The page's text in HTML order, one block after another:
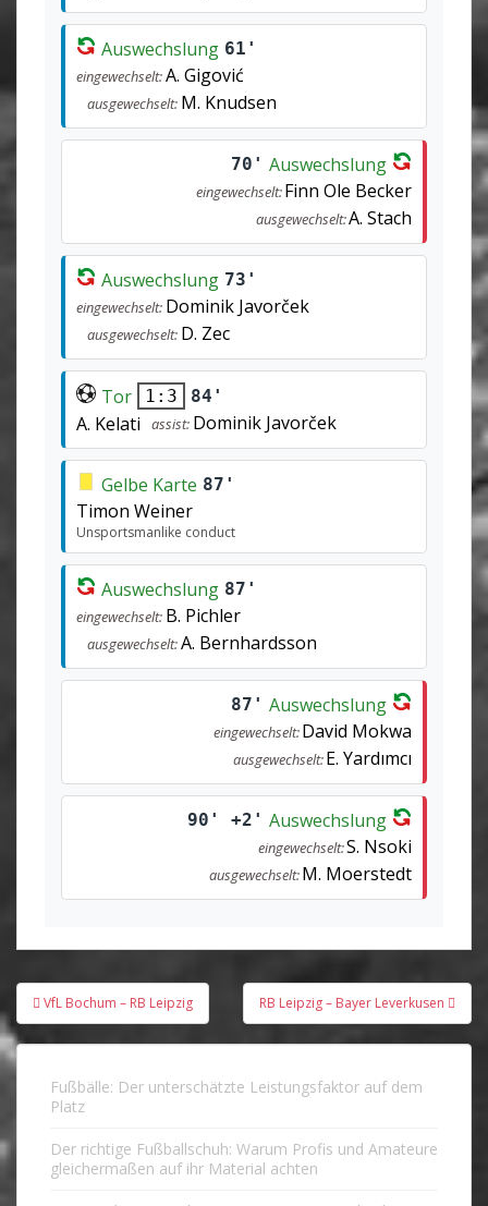
Auswechslung 61'
eingewechselt:A. Gigović
ausgewechselt: M. Knudsen
70' Auswechslung
eingewechselt:Finn Ole Becker
ausgewechselt:A. Stach
Auswechslung 73'
eingewechselt: Dominik Javorček
ausgewechselt: D. Zec
Tor 1:3 84'
A. Kelati assist: Dominik Javorček
Gelbe Karte 87'
Timon Weiner
Unsportsmanlike conduct
Auswechslung 87'
eingewechselt: B. Pichler
ausgewechselt:A. Bernhardsson
87' Auswechslung
eingewechselt:David Mokwa
ausgewechselt:E. Yardımcı
90' +2' Auswechslung
eingewechselt:S. Nsoki
ausgewechselt:M. Moerstedt
Beitragsnavigation
VfL Bochum – RB Leipzig RB Leipzig – Bayer Leverkusen
Fußbälle: Der unterschätzte Leistungsfaktor auf dem
Platz
Der richtige Fußballschuh: Warum Profis und Amateure
gleichermaßen auf ihr Material achten